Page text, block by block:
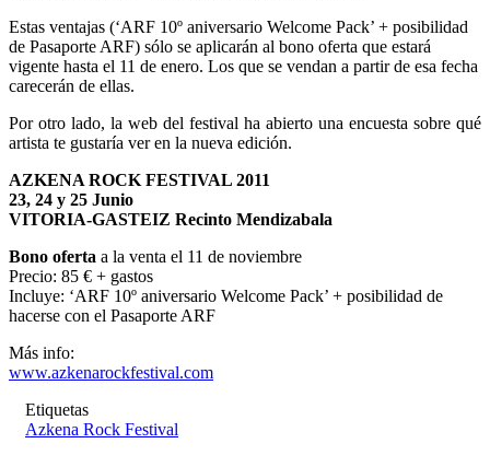
Estas ventajas (‘ARF 10º aniversario Welcome Pack’ + posibilidad
de Pasaporte ARF) sólo se aplicarán al bono oferta que estará
vigente hasta el 11 de enero. Los que se vendan a partir de esa fecha
carecerán de ellas.
Por otro lado, la web del festival ha abierto una encuesta sobre qué
artista te gustaría ver en la nueva edición.
AZKENA ROCK FESTIVAL 2011
23, 24 y 25 Junio
VITORIA-GASTEIZ Recinto Mendizabala
Bono oferta a la venta el 11 de noviembre
Precio: 85 € + gastos
Incluye: ‘ARF 10º aniversario Welcome Pack’ + posibilidad de
hacerse con el Pasaporte ARF
Más info:
www.azkenarockfestival.com
Etiquetas
Azkena Rock Festival